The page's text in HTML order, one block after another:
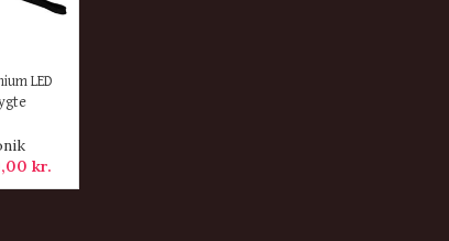
LED
kr.